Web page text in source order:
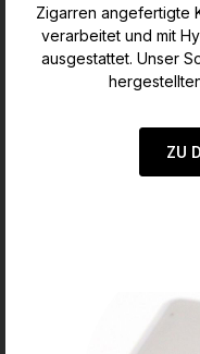
Zigarren angefertigte
verarbeitet und mit
ausgestattet. Unser
ZU